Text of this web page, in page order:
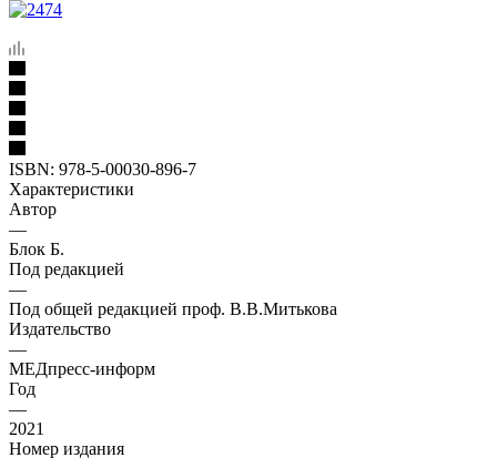
ISBN: 978-5-00030-896-7
Характеристики
Автор
—
Блок Б.
Под редакцией
—
Под общей редакцией проф. В.В.Митькова
Издательство
—
МЕДпресс-информ
Год
—
2021
Номер издания